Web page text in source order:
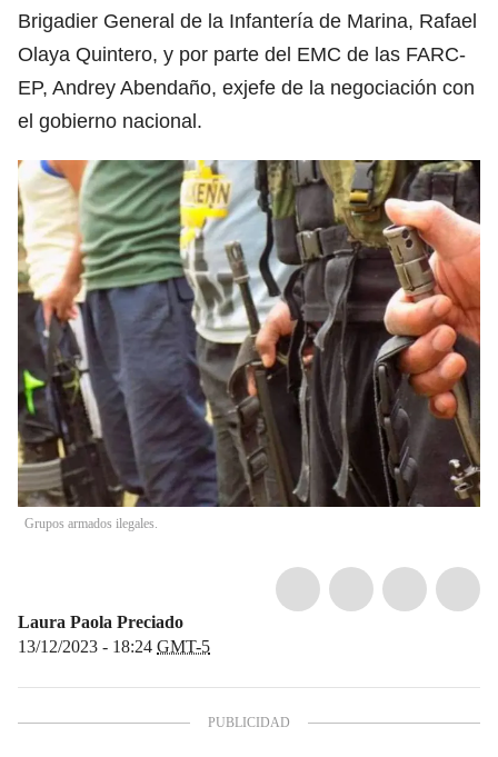
Brigadier General de la Infantería de Marina, Rafael
Olaya Quintero, y por parte del EMC de las FARC-
EP, Andrey Abendaño, exjefe de la negociación con
el gobierno nacional.
Grupos armados ilegales.
Laura Paola Preciado
13/12/2023 - 18:24 GMT-5